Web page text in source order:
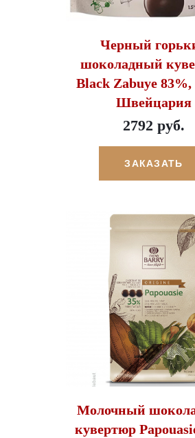
Черный
шоколадный
Black Zabuye 83%,
Швейцария
2792 руб.
ЗАКАЗАТЬ
Молочный
кувертюр